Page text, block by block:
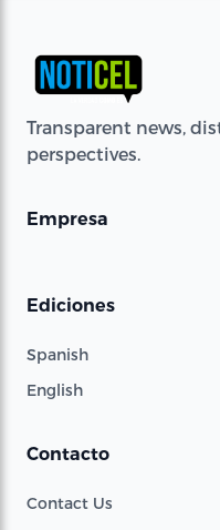
Transparent news,
perspectives.
Empresa
Ediciones
Spanish
English
Contacto
Contact Us